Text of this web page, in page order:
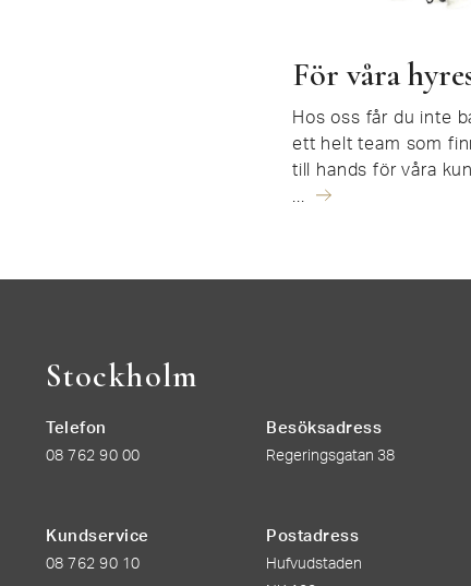
För våra
Hos oss får du inte
ett helt team som
till hands för våra
Stockholm
Telefon
08 762 90 00
Besöksadress
Regeringsgatan 38
Kundservice
08 762 90 10
Postadress
Hufvudstaden